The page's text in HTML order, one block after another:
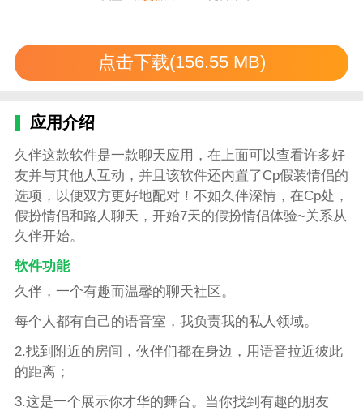
点击下载(156.55 MB)
应用介绍
久伴这款软件是一款聊天应用，在上面可以查看许多好
友并与其他人互动，并且该软件还内置了Cp假装情侣的
选项，以便双方更好地配对！不如久伴深情，在Cp处，
假扮情侣和路人聊天，开始7天的假扮情侣体验~关系从
久伴开始。
软件功能
久伴，一个有趣而温馨的聊天社区。
每个人都有自己的语音室，我负责我的私人领域。
2.找到附近的房间，伙伴们都在身边，用语音拉近彼此
的距离；
3.这是一个展示你才华的舞台。当你找到有趣的朋友